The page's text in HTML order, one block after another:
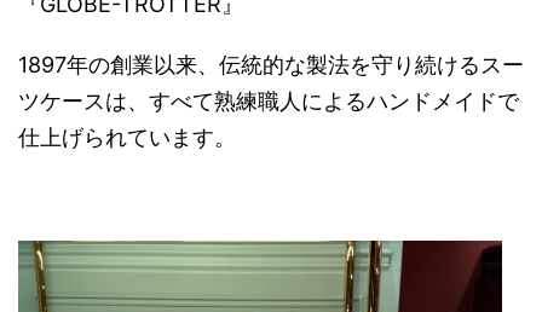
1897年の創業以来、伝統的な製法を守り続けるスー
ツケースは、すべて熟練職人によるハンドメイドで
仕上げられています。